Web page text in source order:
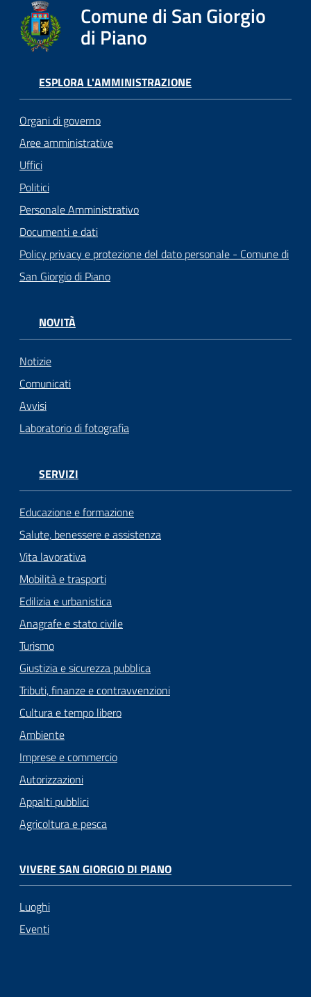
Comune di San Giorgio
di Piano
ESPLORA L'AMMINISTRAZIONE
Organi di governo
Aree amministrative
Uffici
Politici
Personale Amministrativo
Documenti e dati
Policy privacy e protezione del dato personale - Comune di
San Giorgio di Piano
NOVITÀ
Notizie
Comunicati
Avvisi
Laboratorio di fotografia
SERVIZI
Educazione e formazione
Salute, benessere e assistenza
Vita lavorativa
Mobilità e trasporti
Edilizia e urbanistica
Anagrafe e stato civile
Turismo
Giustizia e sicurezza pubblica
Tributi, finanze e contravvenzioni
Cultura e tempo libero
Ambiente
Imprese e commercio
Autorizzazioni
Appalti pubblici
Agricoltura e pesca
VIVERE SAN GIORGIO DI PIANO
Luoghi
Eventi